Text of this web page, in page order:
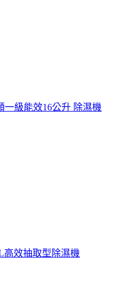
一級能效16公升 除濕機
高效抽取型除濕機